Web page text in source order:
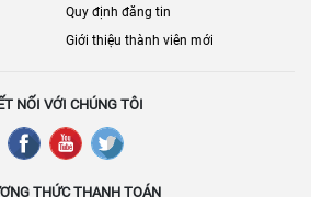
Quy định đăng tin
Giới thiệu thành viên mới
NỐI VỚI CHÚNG TÔI
THỨC THANH TOÁN